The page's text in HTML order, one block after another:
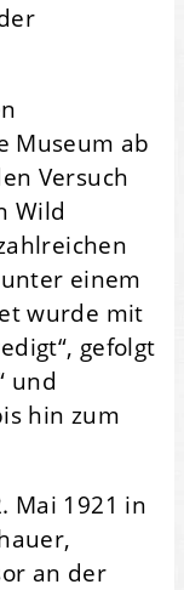
Museum ab
Versuch
Wild
einem
wurde mit
gefolgt
und
hin zum
Mai 1921 in
an der